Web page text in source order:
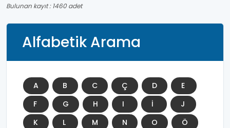
Bulunan kayıt : 1460 adet
Alfabetik Arama
A B C Ç D
E
F
G H I İ
J
K
L M N O
Ö